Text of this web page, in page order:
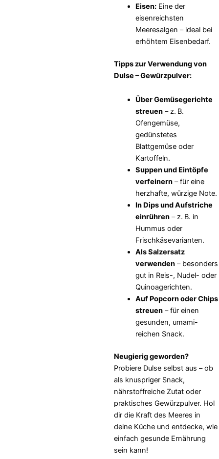
Eisen:Eine der
eisenreichsten
Meeresalgen – ideal bei
erhöhtem Eisenbedarf.
Tipps zur Verwendung von
Dulse – Gewürzpulver:
Über Gemüsegerichte
streuen– z. B.
Ofengemüse,
gedünstetes
Blattgemüse oder
Kartoffeln.
Suppen und Eintöpfe
verfeinern– für eine
herzhafte, würzige Note.
In Dips und Aufstriche
einrühren– z. B. in
Hummus oder
Frischkäsevarianten.
Als Salzersatz
verwenden– besonders
gut in Reis-, Nudel- oder
Quinoagerichten.
Auf Popcorn oder Chips
streuen– für einen
gesunden, umami-
reichen Snack.
Neugierig geworden?
Probiere Dulse selbst aus – ob
als knuspriger Snack,
nährstoffreiche Zutat oder
praktisches Gewürzpulver. Hol
dir die Kraft des Meeres in
deine Küche und entdecke, wie
einfach gesunde Ernährung
sein kann!